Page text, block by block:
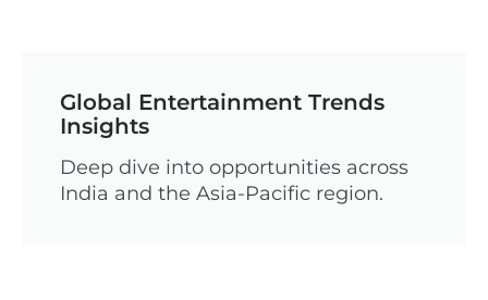
Global Entertainment Trends
Insights
Deep dive into opportunities across
India and the Asia-Pacific region.